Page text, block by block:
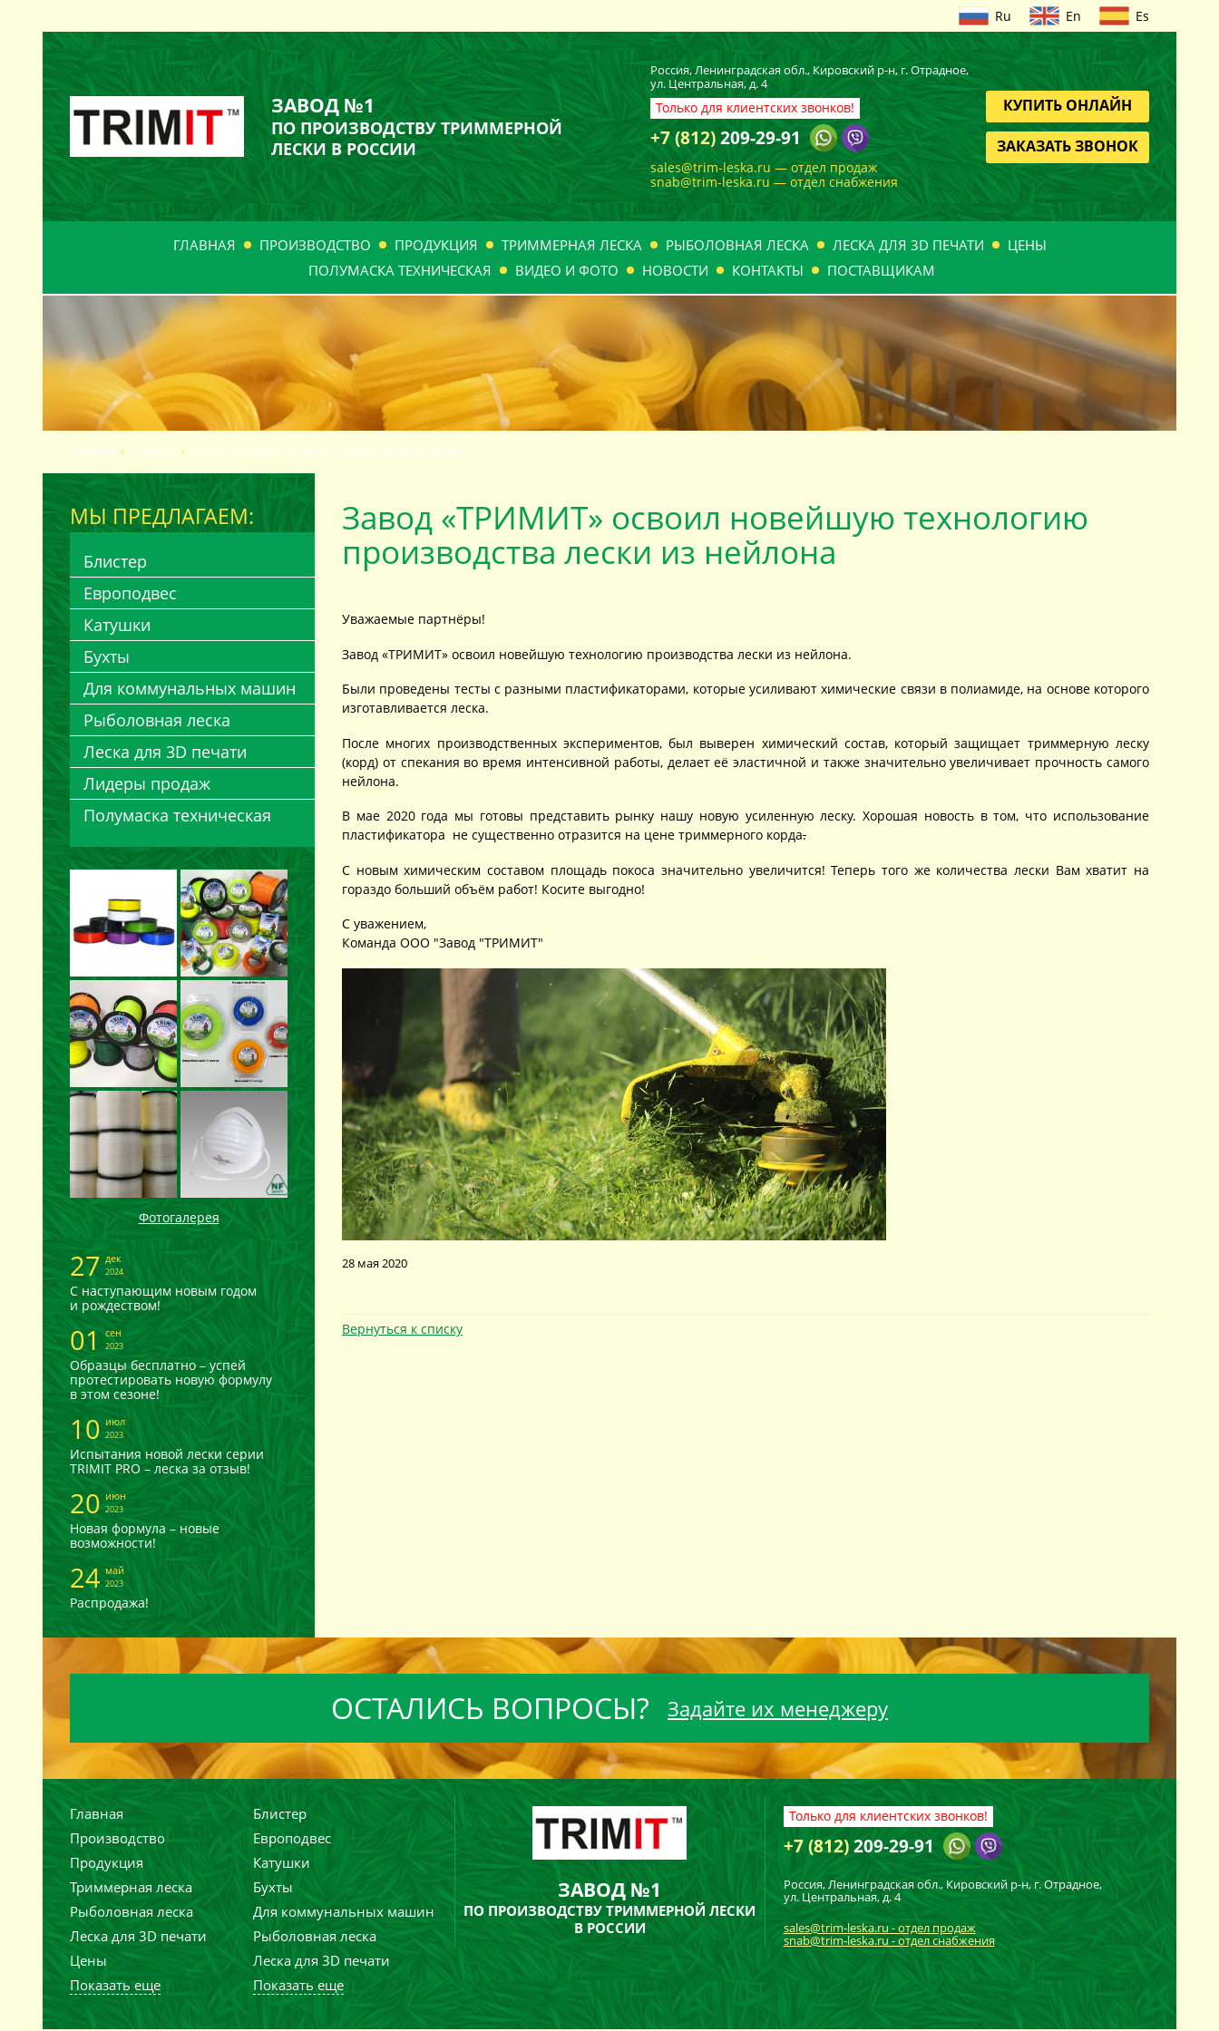
Ru En Es
ЗАВОД №1
ПО ПРОИЗВОДСТВУ ТРИММЕРНОЙ
ЛЕСКИ В РОССИИ
Россия, Ленинградская обл., Кировскийр-н, г. Отрадное,
ул. Центральная, д. 4
Только для клиентских звонков!
+7 (812)209-29-91
sales@trim-leska.ru — отдел продаж
snab@trim-leska.ru — отдел снабжения
КУПИТЬ ОНЛАЙН
ЗАКАЗАТЬ ЗВОНОК
ГЛАВНАЯ ПРОИЗВОДСТВО ПРОДУКЦИЯ ТРИММЕРНАЯ ЛЕСКА РЫБОЛОВНАЯ ЛЕСКА ЛЕСКА ДЛЯ 3D ПЕЧАТИ
ЦЕНЫ
ПОЛУМАСКА ТЕХНИЧЕСКАЯ
ВИДЕО И ФОТО НОВОСТИ КОНТАКТЫ ПОСТАВЩИКАМ
Главная Новости Завод «ТРИМИТ» освоил новейшую технологию...
МЫ ПРЕДЛАГАЕМ:
Блистер
Европодвес
Катушки
Бухты
Для коммунальных машин
Рыболовная леска
Леска для 3D печати
Лидеры продаж
Полумаска техническая
Фотогалерея
27 дек
2024
С наступающим новым годом
и рождеством!
01 сен
2023
Образцы бесплатно – успей
протестировать новую формулу
в этом сезоне!
10 июл
2023
Испытания новой лески серии
TRIMIT PRO – леска за отзыв!
20 июн
2023
Новая формула – новые
возможности!
24 май
2023
Распродажа!
Завод «ТРИМИТ» освоил новейшую технологию
производства лески из нейлона
Уважаемые партнёры!
Завод «ТРИМИТ» освоил новейшую технологию производства лески из нейлона.
Были проведены тесты с разными пластификаторами, которые усиливают химические связи в полиамиде, на основе которого
изготавливается леска.
После многих производственных экспериментов, был выверен химический состав, который защищает триммерную леску
(корд) от спекания во время интенсивной работы, делает её эластичной и также значительно увеличивает прочность самого
нейлона.
В мае 2020 года мы готовы представить рынку нашу новую усиленную леску. Хорошая новость в том, что использование
пластификатора не существенно отразится на цене триммерного корда.
С новым химическим составом площадь покоса значительно увеличится! Теперь того же количества лески Вам хватит на
гораздо больший объём работ! Косите выгодно!
С уважением,
Команда ООО "Завод "ТРИМИТ"
28 мая 2020
Вернуться к списку
ОСТАЛИСЬ ВОПРОСЫ? Задайте их менеджеру
Главная
Производство
Продукция
Триммерная леска
Рыболовная леска
Леска для 3D печати
Цены
Показать еще
Блистер
Европодвес
Катушки
Бухты
Для коммунальных машин
Рыболовная леска
Леска для 3D печати
Показать еще
ЗАВОД №1
ПО ПРОИЗВОДСТВУ ТРИММЕРНОЙ ЛЕСКИ
В РОССИИ
Только для клиентских звонков!
+7 (812)209-29-91
Россия, Ленинградская обл., Кировский р-н, г. Отрадное,
ул. Центральная, д. 4
sales@trim-leska.ru - отдел продаж
snab@trim-leska.ru - отдел снабжения